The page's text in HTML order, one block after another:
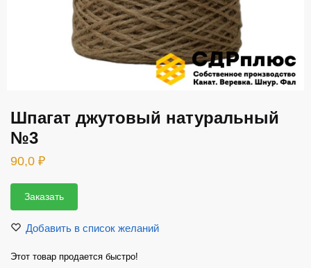
Шпагат джутовый натуральный
№3
90,0 ₽
Заказать
Добавить в список желаний
Этот товар продается быстро!